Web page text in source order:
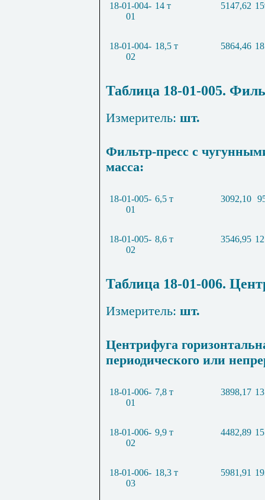
18-01-004-
01
14 т 5147,62
18-01-004-
02
18,5 т 5864,46
Таблица 18-01-005.
Измеритель: шт.
Фильтр-пресс с
масса:
18-01-005-
01
6,5 т 3092,10
18-01-005-
02
8,6 т 3546,95
Таблица 18-01-006.
Измеритель: шт.
Центрифуга
периодического или
18-01-006-
01
7,8 т 3898,17
18-01-006-
02
9,9 т 4482,89
18-01-006-
03
18,3 т 5981,91